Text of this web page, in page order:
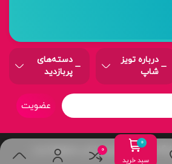
درباره‌ تویز
شاپ
دسته‌های
پربازدید
عضویت
اینترنتی توییز شاپ محفوظ است .
سبد خرید